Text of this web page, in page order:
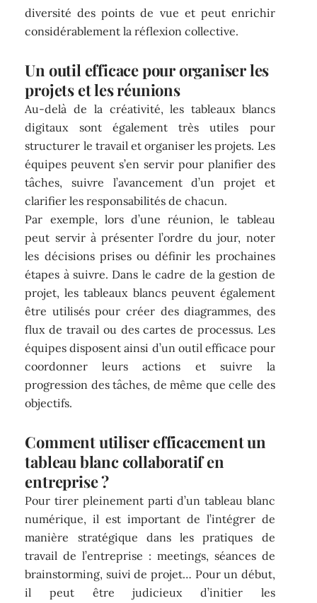
diversité des points de vue et peut enrichir
considérablement la réflexion collective.
Un outil efficace pour organiser les
projets et les réunions
Au-delà de la créativité, les tableaux blancs
digitaux sont également très utiles pour
structurer le travail et organiser les projets. Les
équipes peuvent s’en servir pour planifier des
tâches, suivre l’avancement d’un projet et
clarifier les responsabilités de chacun.
Par exemple, lors d’une réunion, le tableau
peut servir à présenter l’ordre du jour, noter
les décisions prises ou définir les prochaines
étapes à suivre. Dans le cadre de la gestion de
projet, les tableaux blancs peuvent également
être utilisés pour créer des diagrammes, des
flux de travail ou des cartes de processus. Les
équipes disposent ainsi d’un outil efficace pour
coordonner leurs actions et suivre la
progression des tâches, de même que celle des
objectifs.
Comment utiliser efficacement un
tableau blanc collaboratif en
entreprise ?
Pour tirer pleinement parti d’un tableau blanc
numérique, il est important de l’intégrer de
manière stratégique dans les pratiques de
travail de l’entreprise : meetings, séances de
brainstorming, suivi de projet… Pour un début,
il peut être judicieux d’initier les